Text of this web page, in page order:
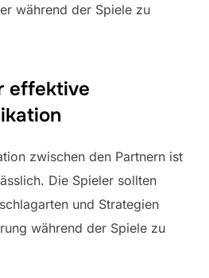
während der Spiele zu
effektive
zwischen den Partnern ist
Die Spieler sollten
und Strategien
während der Spiele zu